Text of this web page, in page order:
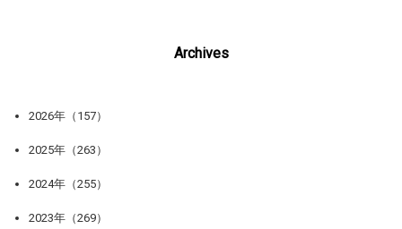
Archives
2026年（157）
2025年（263）
2024年（255）
2023年（269）